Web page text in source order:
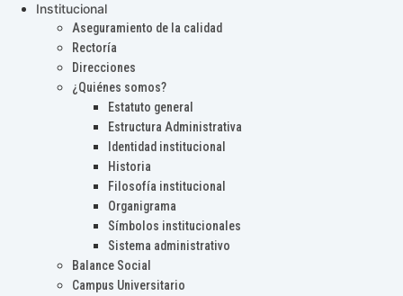
Institucional
Aseguramiento de la calidad
Rectoría
Direcciones
¿Quiénes somos?
Estatuto general
Estructura Administrativa
Identidad institucional
Historia
Filosofía institucional
Organigrama
Símbolos institucionales
Sistema administrativo
Balance Social
Campus Universitario